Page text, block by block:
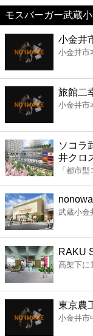
美容
コンビニ
薬局
スーパー
エンタメ
レジャー
書店
ファミレス
ファーストフード
カフェ
モスバーガー武蔵
小金井
小金井市
旅館二
小金井市
ソコラ
井クロ
「都市
武蔵小金
RAKU
高架下に
東京農
小金井市